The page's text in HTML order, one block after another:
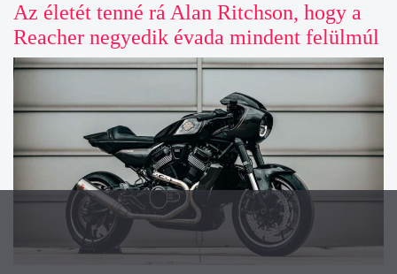
Az életét tenné rá Alan Ritchson, hogy a
Reacher negyedik évada mindent felülmúl